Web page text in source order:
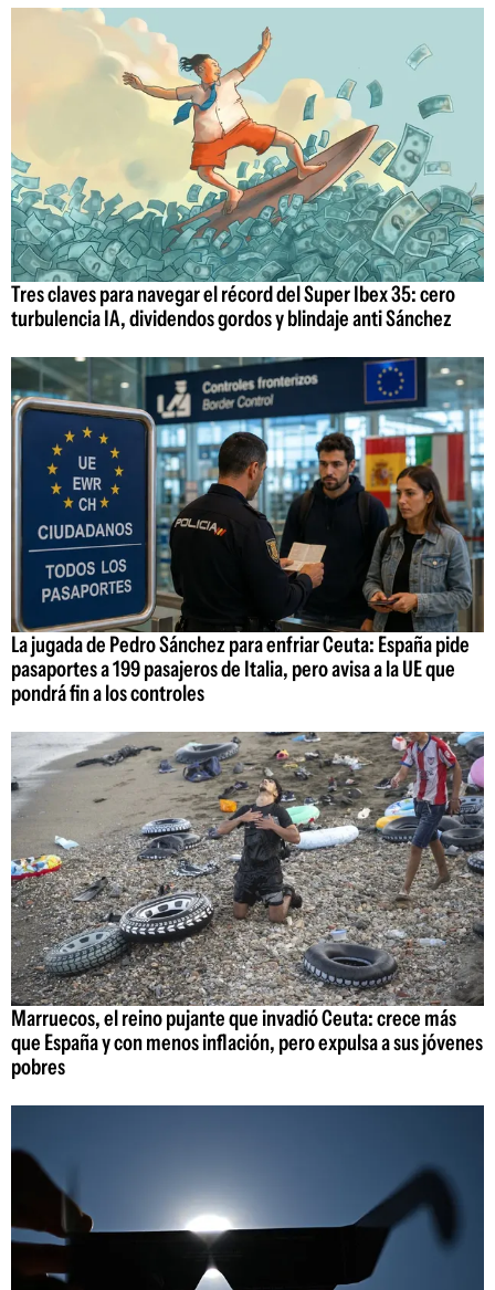
Tres claves para navegar el récord del Super Ibex 35: cero
turbulencia IA, dividendos gordos y blindaje anti Sánchez
La jugada de Pedro Sánchez para enfriar Ceuta: España pide
pasaportes a 199 pasajeros de Italia, pero avisa a la UE que
pondrá fin a los controles
Marruecos, el reino pujante que invadió Ceuta: crece más
que España y con menos inflación, pero expulsa a sus jóvenes
pobres